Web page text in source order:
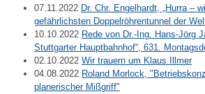
07.11.2022 Dr. Chr. Engelhardt, „Hurra –
gefährlichsten Doppelröhrentunnel der
10.10.2022 Rede von Dr.-Ing. Hans-Jörg
Stuttgarter Hauptbahnhof“, 631.
02.10.2022 Wir trauern um Klaus Illmer
04.08.2022 Roland Morlock,
planerischer Mißgriff"